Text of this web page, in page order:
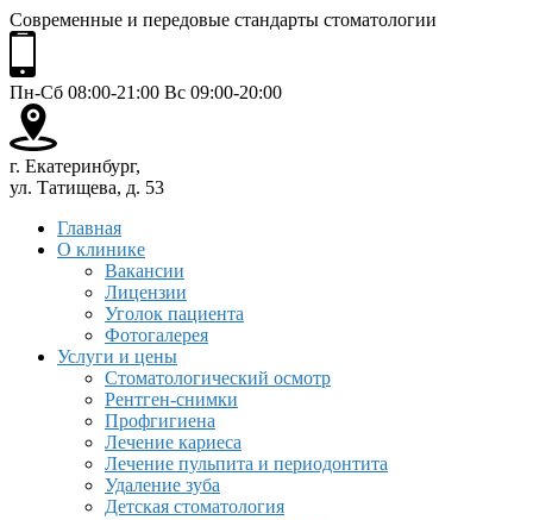
Современные и передовые стандарты стоматологии
Пн-Сб 08:00-21:00 Вс 09:00-20:00
г. Екатеринбург,
ул. Татищева, д. 53
Главная
О клинике
Вакансии
Лицензии
Уголок пациента
Фотогалерея
Услуги и цены
Стоматологический осмотр
Рентген-снимки
Профгигиена
Лечение кариеса
Лечение пульпита и периодонтита
Удаление зуба
Детская стоматология